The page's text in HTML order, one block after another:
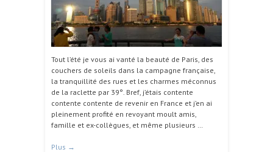
Tout l’été je vous ai vanté la beauté de Paris, des
couchers de soleils dans la campagne française,
la tranquillité des rues et les charmes méconnus
de la raclette par 39°. Bref, j’étais contente
contente contente de revenir en France et j’en ai
pleinement profité en revoyant moult amis,
famille et ex-collègues, et même plusieurs …
Plus →